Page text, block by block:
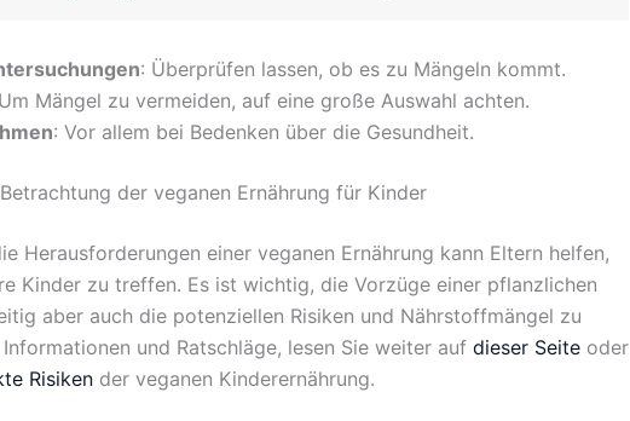
: Überprüfen lassen, ob es zu Mängeln kommt.
Mängel zu vermeiden, auf eine große Auswahl achten.
: Vor allem bei Bedenken über die Gesundheit.
der veganen Ernährung für Kinder
Herausforderungen einer veganen Ernährung kann Eltern helfen,
Kinder zu treffen. Es ist wichtig, die Vorzüge einer pflanzlichen
aber auch die potenziellen Risiken und Nährstoffmängel zu
und Ratschläge, lesen Sie weiter auf dieser Seite oder
Risiken der veganen Kinderernährung.